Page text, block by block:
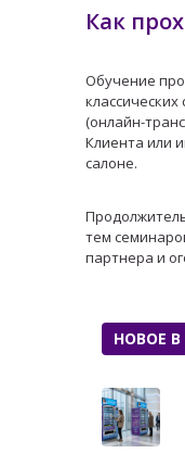
Как
Обучение
(онлайн-
Клиента или
салоне.
тем
партнера и
НОВОЕ В